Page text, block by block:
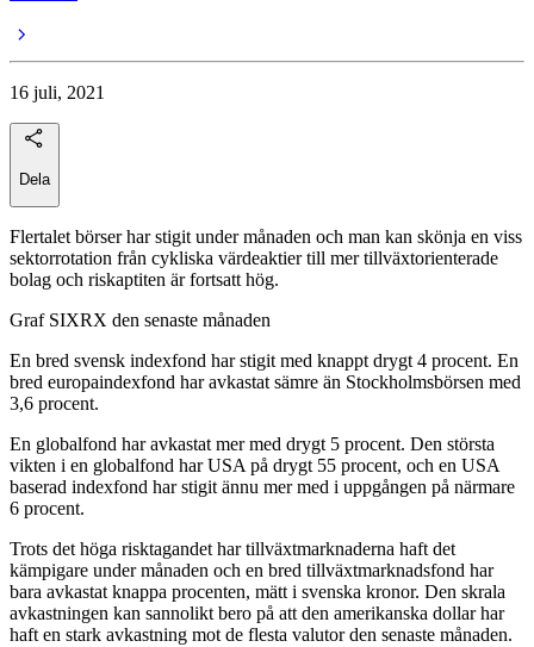
16 juli, 2021
Dela
Flertalet börser har stigit under månaden och man kan skönja en viss
sektorrotation från cykliska värdeaktier till mer tillväxtorienterade
bolag och riskaptiten är fortsatt hög.
Graf SIXRX den senaste månaden
En bred svensk indexfond har stigit med knappt drygt 4 procent. En
bred europaindexfond har avkastat sämre än Stockholmsbörsen med
3,6 procent.
En globalfond har avkastat mer med drygt 5 procent. Den största
vikten i en globalfond har USA på drygt 55 procent, och en USA
baserad indexfond har stigit ännu mer med i uppgången på närmare
6 procent.
Trots det höga risktagandet har tillväxtmarknaderna haft det
kämpigare under månaden och en bred tillväxtmarknadsfond har
bara avkastat knappa procenten, mätt i svenska kronor. Den skrala
avkastningen kan sannolikt bero på att den amerikanska dollar har
haft en stark avkastning mot de flesta valutor den senaste månaden.